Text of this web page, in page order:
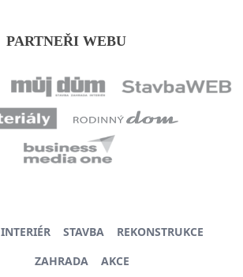
PARTNEŘI WEBU
INTERIÉR STAVBA
REKONSTRUKCE
ZAHRADA
AKCE